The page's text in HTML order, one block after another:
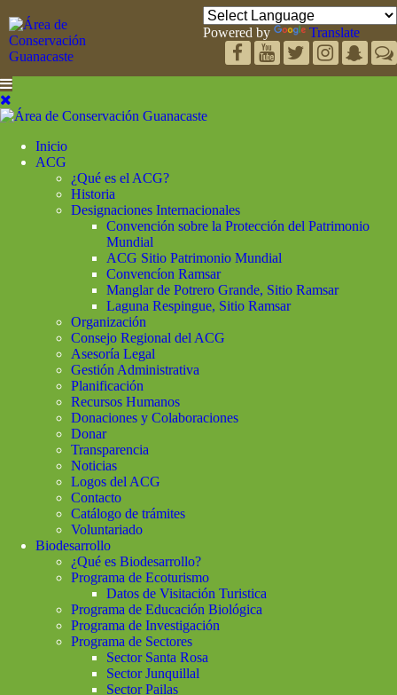
Powered by Translate
Inicio
ACG
¿Qué es el ACG?
Historia
Designaciones Internacionales
Convención sobre la Protección del Patrimonio
Mundial
ACG Sitio Patrimonio Mundial
Convencíon Ramsar
Manglar de Potrero Grande, Sitio Ramsar
Laguna Respingue, Sitio Ramsar
Organización
Consejo Regional del ACG
Asesoría Legal
Gestión Administrativa
Planificación
Recursos Humanos
Donaciones y Colaboraciones
Donar
Transparencia
Noticias
Logos del ACG
Contacto
Catálogo de trámites
Voluntariado
Biodesarrollo
¿Qué es Biodesarrollo?
Programa de Ecoturismo
Datos de Visitación Turistica
Programa de Educación Biológica
Programa de Investigación
Programa de Sectores
Sector Santa Rosa
Sector Junquillal
Sector Pailas